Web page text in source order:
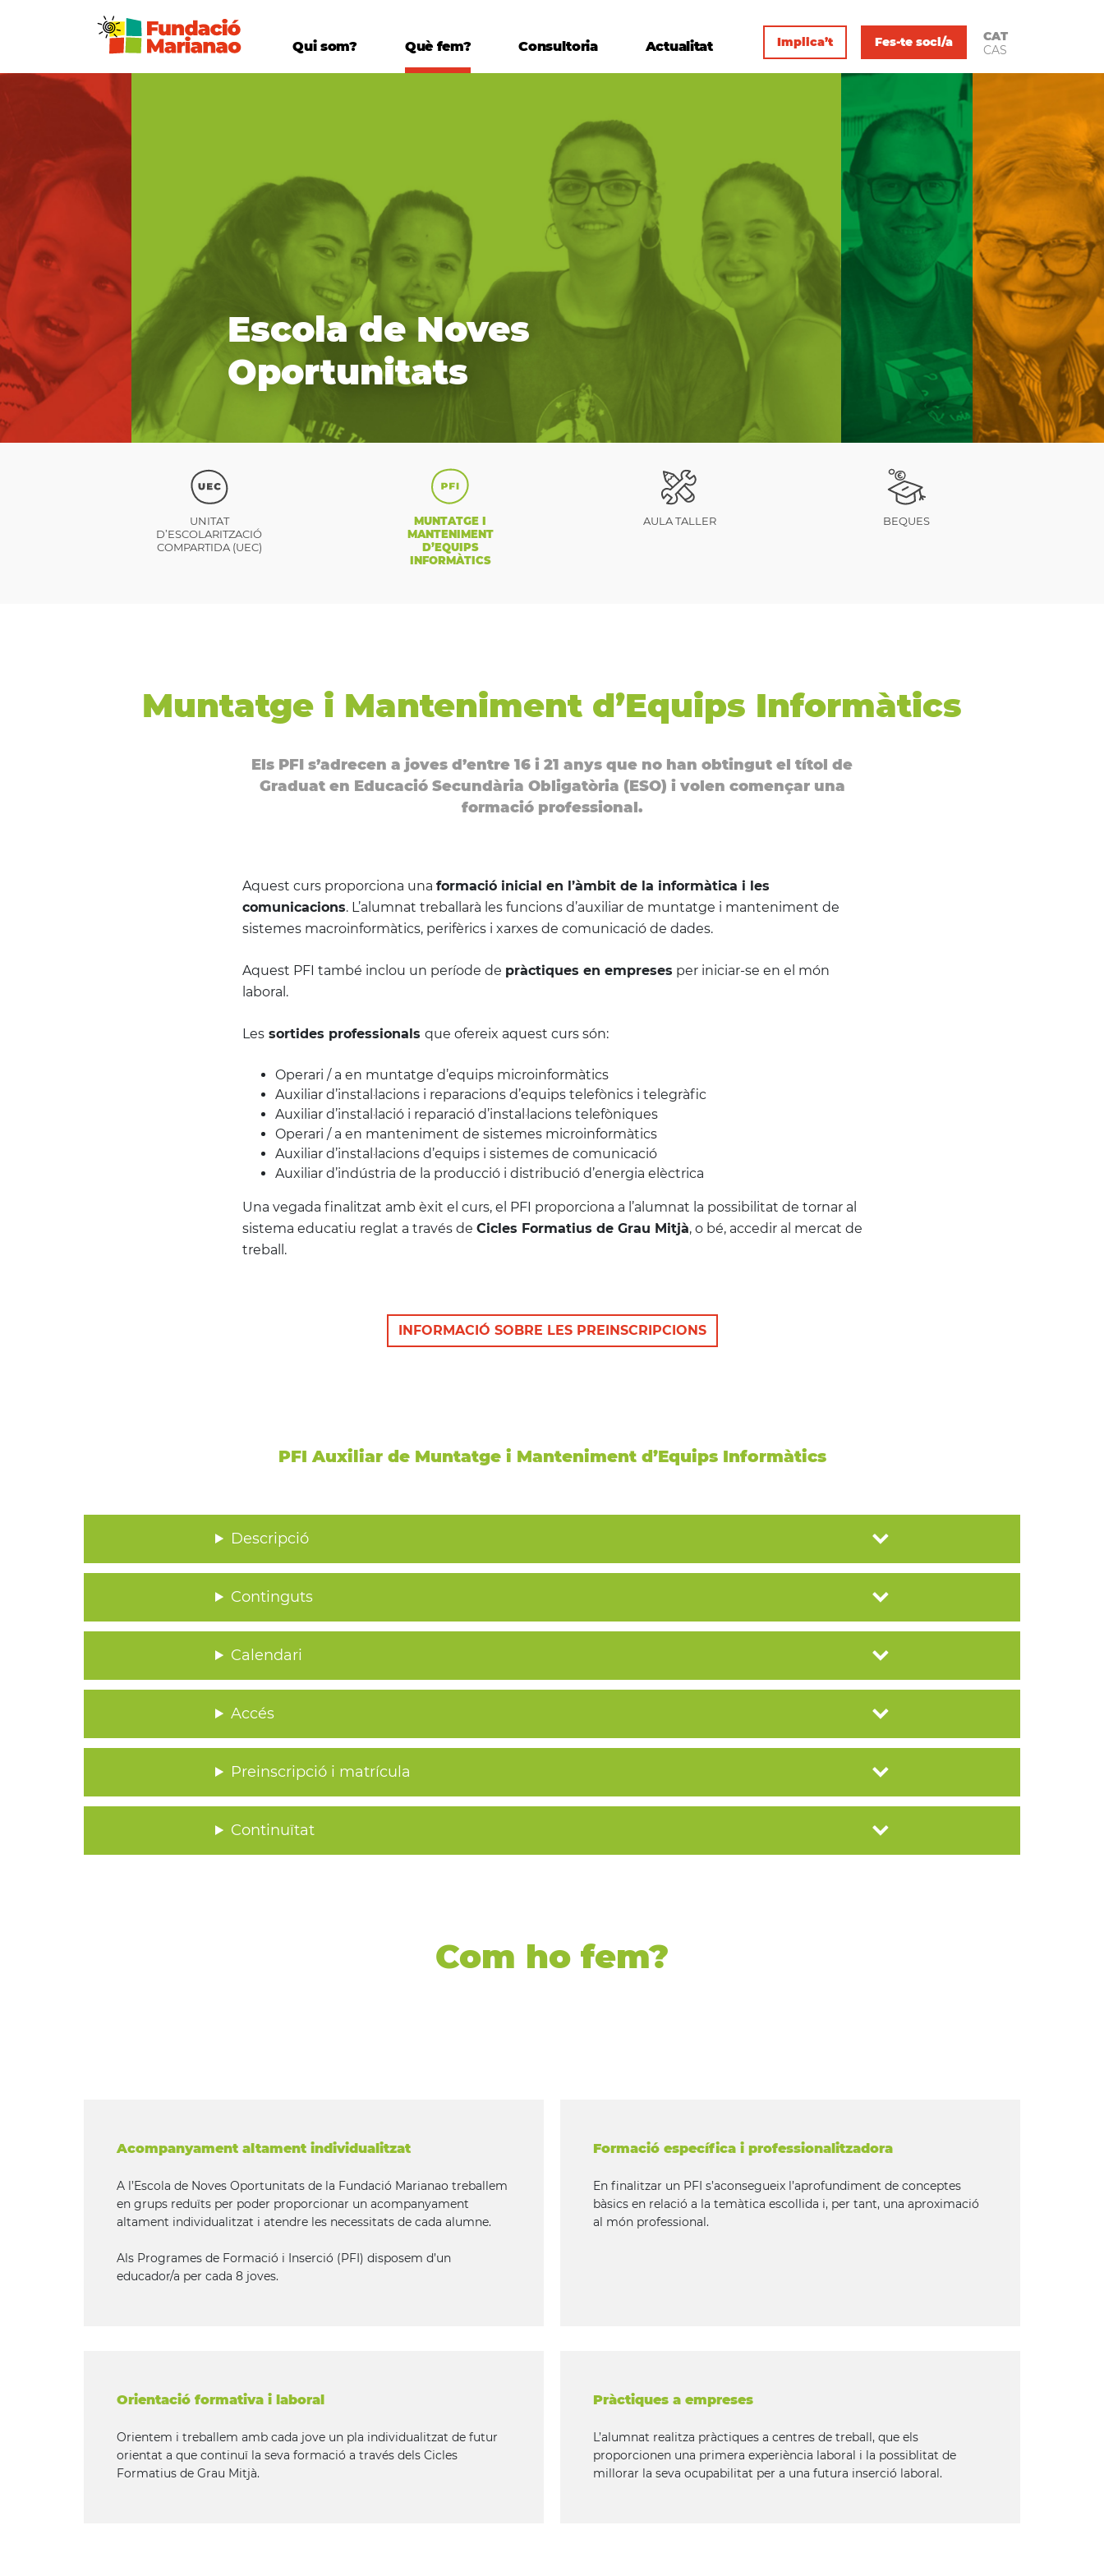
Qui som? Què fem? Consultoria Actualitat Implica’t Fes-te soci/a
CAT
CAS
Escola de Noves
Oportunitats
UNITAT
D’ESCOLARITZACIÓ
COMPARTIDA (UEC)
MUNTATGE I
MANTENIMENT
D’EQUIPS
INFORMÀTICS
AULA TALLER BEQUES
Muntatge i Manteniment d’Equips Informàtics
Els PFI s’adrecen a joves d’entre 16 i 21 anys que no han obtingut el títol de
Graduat en Educació Secundària Obligatòria (ESO) i volen començar una
formació professional.
Aquest curs proporciona una formació inicial en l’àmbit de la informàtica i les
comunicacions. L’alumnat treballarà les funcions d’auxiliar de muntatge i manteniment de
sistemes macroinformàtics, perifèrics i xarxes de comunicació de dades.
Aquest PFI també inclou un període de pràctiques en empreses per iniciar-se en el món
laboral.
Lessortides professionals que ofereix aquest curs són:
Operari / a en muntatge d’equips microinformàtics
Auxiliar d’instal·lacions i reparacions d’equips telefònics i telegràfic
Auxiliar d’instal·lació i reparació d’instal·lacions telefòniques
Operari / a en manteniment de sistemes microinformàtics
Auxiliar d’instal·lacions d’equips i sistemes de comunicació
Auxiliar d’indústria de la producció i distribució d’energia elèctrica
Una vegada finalitzat amb èxit el curs, el PFI proporciona a l’alumnat la possibilitat de tornar al
sistema educatiu reglat a través de Cicles Formatius de Grau Mitjà, o bé, accedir al mercat de
treball.
INFORMACIÓ SOBRE LES PREINSCRIPCIONS
PFI Auxiliar de Muntatge i Manteniment d’Equips Informàtics
Descripció
Continguts
Calendari
Accés
Preinscripció i matrícula
Continuïtat
Com ho fem?
Acompanyament altament individualitzat
A l’Escola de Noves Oportunitats de la Fundació Marianao treballem
en grups reduïts per poder proporcionar un acompanyament
altament individualitzat i atendre les necessitats de cada alumne.
Als Programes de Formació i Inserció (PFI) disposem d’un
educador/a per cada 8 joves.
Formació específica i professionalitzadora
En finalitzar un PFI s’aconsegueix l’aprofundiment de conceptes
bàsics en relació a la temàtica escollida i, per tant, una aproximació
al món professional.
Orientació formativa i laboral
Orientem i treballem amb cada jove un pla individualitzat de futur
orientat a que continuï la seva formació a través dels Cicles
Formatius de Grau Mitjà.
Pràctiques a empreses
L’alumnat realitza pràctiques a centres de treball, que els
proporcionen una primera experiència laboral i la possiblitat de
millorar la seva ocupabilitat per a una futura inserció laboral.